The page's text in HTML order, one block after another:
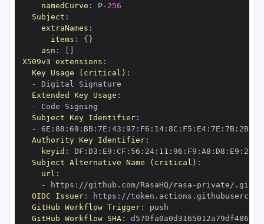
namedCurve : P- 256
Subject :
extraNames :
items : { }
asn :
X509v3 extensions :
Key Usage (critical) :
-
Extended Key Usage :
-
Subject Key Identifier:
-
6E : 88 : 69 : BB: 7E : 43 : 97 : F6 : 14: 8C : F5 : E4: 7E : 7B: 2B:
Authority Key Identifier:
keyid : DF : D3 : E9 : CF : 56 : 24: 11 : 96 : F9 : A8 : D8 : E9 : 28
Subject Alternative Name (critical) :
url :
-
https : //github.com/RasaHQ/rasa - private/
OIDC Issuer: https :
GitHub Workflow Trigger:
GitHub Workflow SHA: